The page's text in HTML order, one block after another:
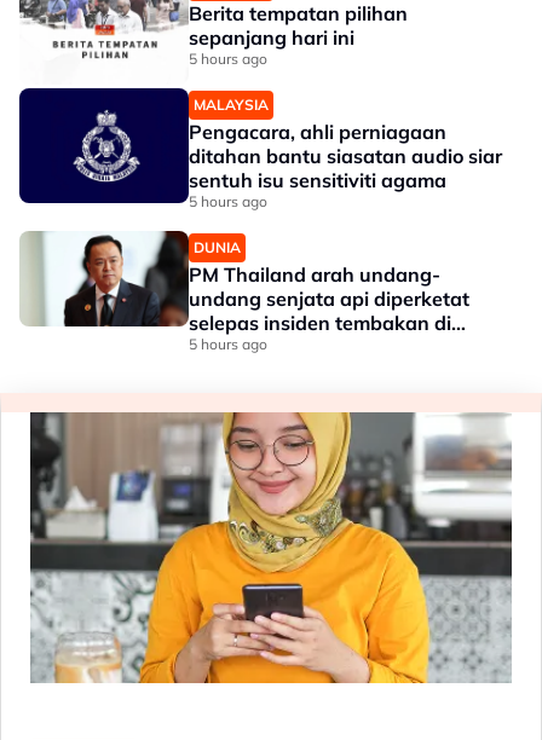
Berita tempatan pilihan
sepanjang hari ini
5 hours ago
MALAYSIA
Pengacara, ahli perniagaan
ditahan bantu siasatan audio siar
sentuh isu sensitiviti agama
5 hours ago
DUNIA
PM Thailand arah undang-
undang senjata api diperketat
selepas insiden tembakan di
sekolah
5 hours ago